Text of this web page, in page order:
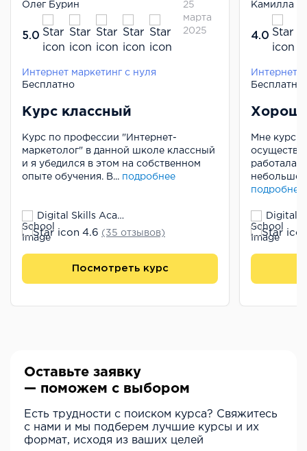
Олег Бурин
5.0
25
марта
2025
Интернет маркетинг с нуля
Бесплатно
Курс классный
Курс по профессии "Интернет-
маркетолог" в данной школе классный
и я убедился в этом на собственном
опыте обучения. В... подробнее
Digital Skills Academy
4.6 (35 отзывов)
Посмотреть курс
Камилла
4.0
Интернет
Бесплатно
Мне курс
работала
подробнее
Оставьте заявку
— поможем с выбором
Есть трудности с поиском курса? Свяжитесь
с нами и мы подберем лучшие курсы и их
формат, исходя из ваших целей